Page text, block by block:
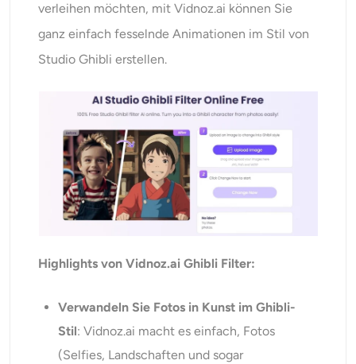
verleihen möchten, mit Vidnoz.ai können Sie
ganz einfach fesselnde Animationen im Stil von
Studio Ghibli erstellen.
Highlights von Vidnoz.ai Ghibli Filter:
Verwandeln Sie Fotos in Kunst im Ghibli-
Stil: Vidnoz.ai macht es einfach, Fotos
(Selfies, Landschaften und sogar